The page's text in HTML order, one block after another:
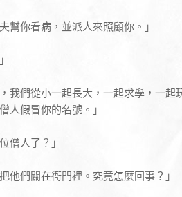
幫你看病，並派人來照顧你。」
我們從小一起長大，一起求學，一
人假冒你的名號。」
僧人了？」
他們關在衙門裡。究竟怎麼回事？」